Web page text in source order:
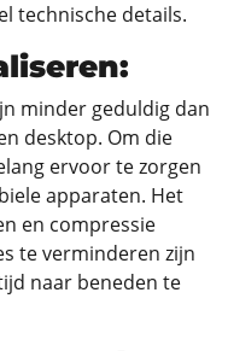
technische details.
minder geduldig dan
desktop. Om die
ervoor te zorgen
apparaten. Het
en compressie
te verminderen zijn
naar beneden te